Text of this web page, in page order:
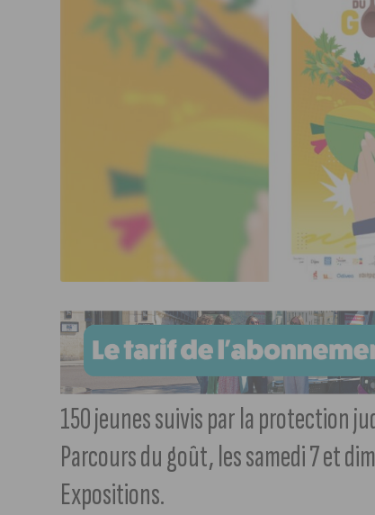
150 jeunes suivis par la protection
Parcours du goût, les samedi 7 et
Expositions.